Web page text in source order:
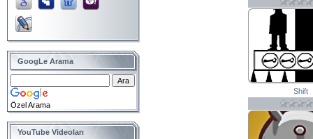
GoogLe Arama
Özel Arama
YouTube Videoları
Shift